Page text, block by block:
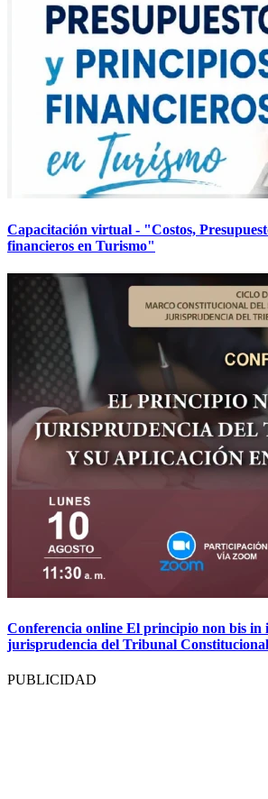
Capacitación virtual - "Costos,
financieros en Turismo"
Conferencia online El principio non bis in
jurisprudencia del Tribunal
PUBLICIDAD